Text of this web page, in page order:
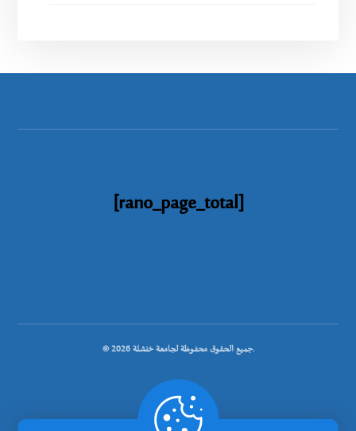
[rano_page_total]
© جميع الحقوق محفوظة لجامعة خنشلة 2026.
.